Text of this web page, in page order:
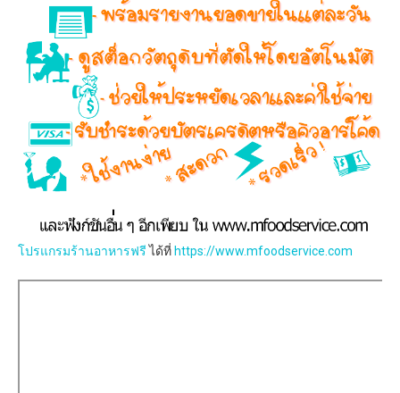
โปรแกรมร้านอาหารฟรีได้ที่ https://www.mfoodservice.com